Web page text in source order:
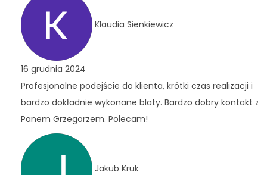
Klaudia Sienkiewicz
16 grudnia 2024
Profesjonalne podejście do klienta, krótki czas realizacji i
bardzo dokładnie wykonane blaty. Bardzo dobry kontakt z
Panem Grzegorzem. Polecam!
Jakub Kruk